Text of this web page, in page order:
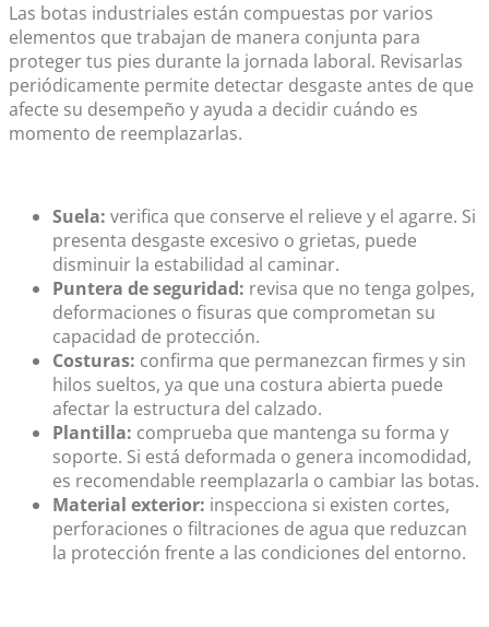
Las botas industriales están compuestas por varios
elementos que trabajan de manera conjunta para
proteger tus pies durante la jornada laboral. Revisarlas
periódicamente permite detectar desgaste antes de que
afecte su desempeño y ayuda a decidir cuándo es
momento de reemplazarlas.
Suela: verifica que conserve el relieve y el agarre. Si
presenta desgaste excesivo o grietas, puede
disminuir la estabilidad al caminar.
Puntera de seguridad: revisa que no tenga golpes,
deformaciones o fisuras que comprometan su
capacidad de protección.
Costuras: confirma que permanezcan firmes y sin
hilos sueltos, ya que una costura abierta puede
afectar la estructura del calzado.
Plantilla: comprueba que mantenga su forma y
soporte. Si está deformada o genera incomodidad,
es recomendable reemplazarla o cambiar las botas.
Material exterior: inspecciona si existen cortes,
perforaciones o filtraciones de agua que reduzcan
la protección frente a las condiciones del entorno.